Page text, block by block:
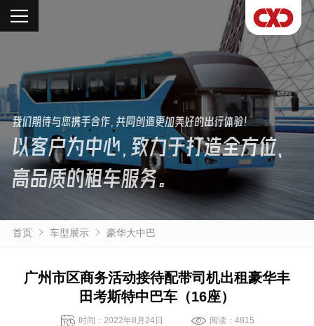
我们期待与您携手合作，共同创造更加美好的出行体验！
以客户为中心，致力于打造全方位、
高品质的租车服务。
首页 车型展示 豪华大中巴
广州市区商务活动接待配带司机出租豪华丰
田考斯特中巴车（16座）
时间：2022年8月24日 阅读：4815